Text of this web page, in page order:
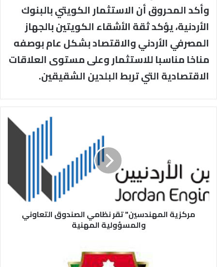
وأكد المحروق أن الاستثمار الكويتي بالبنوك
الأردنية، يؤكد ثقة الأشقاء الكويتين بالجهاز
المصرفي الأردني والاقتصاد بشكل عام بوصفه
مناخا مناسبا للاستثمار وعلى مستوى العلاقات
الاقتصادية التي تربط البلدين الشقيقين.
التعاوني
والمسؤولية
المهنية
مركزية المهندسين" تقر نظامي الصندوق التعاوني
والمسؤولية المهنية